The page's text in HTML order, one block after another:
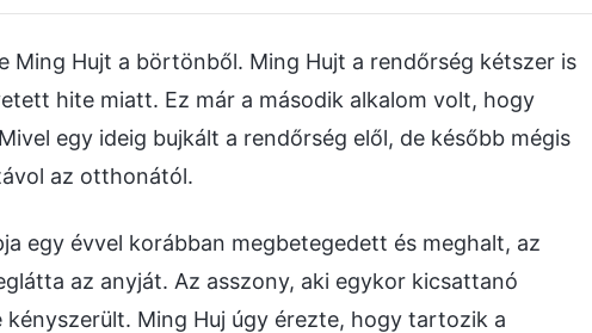
Ming Hujt a börtönből. Ming Hujt a rendőrség kétszer is
hite miatt. Ez már a második alkalom volt, hogy
egy ideig bujkált a rendőrség elől, de később mégis
az otthonától.
egy évvel korábban megbetegedett és meghalt, az
az anyját. Az asszony, aki egykor kicsattanó
Ming Huj úgy érezte, hogy tartozik a